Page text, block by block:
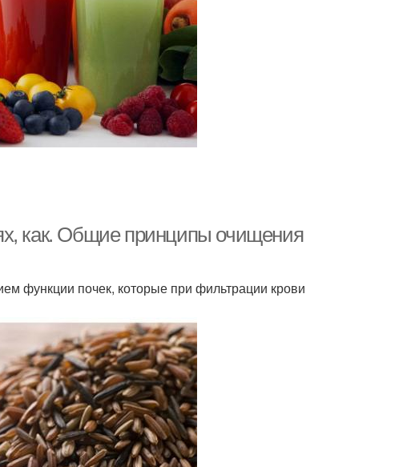
как. Общие принципы очищения
функции почек, которые при фильтрации крови